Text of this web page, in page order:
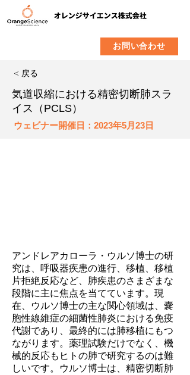
お問い合わせ
< 戻る
気道収縮における精密切断肺スラ
イス（PCLS）
ウェビナー開催日：2023年5月23日
アンドレアカローラ・ウルソ博士の研
究は、呼吸器疾患の進行、移植、移植
片拒絶反応など、肺疾患のさまざまな
段階に主に焦点を当てています。現
在、ウルソ博士の主な関心領域は、嚢
胞性線維症の細菌性肺炎における免疫
代謝であり、最終的には肺移植にもつ
ながります。薬理試験だけでなく、機
械的反応もヒトの肺で研究するのは難
しいです。ウルソ博士は、精密切断肺